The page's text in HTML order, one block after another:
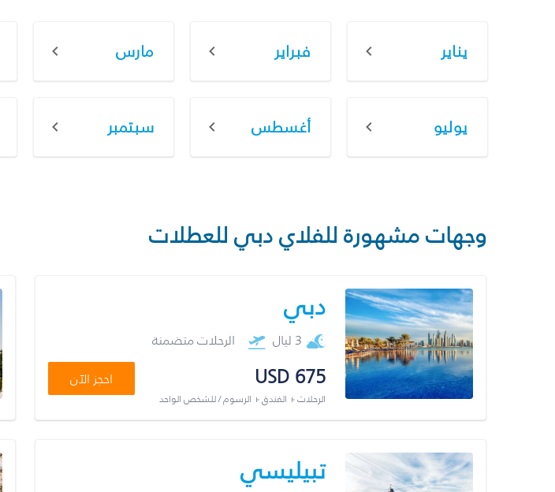
يناير فبراير مارس
يوليو أغسطس سبتمبر
وجهات مشهورة للفلاي دبي للعطلات
دبي
3 ليال الرحلات متضمنة
USD 675
الرحلات + الفندق + الرسوم / للشخص الواحد
احجز الآن
تبيليسي